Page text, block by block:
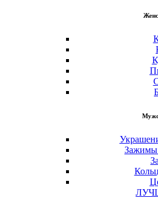
Зажимы